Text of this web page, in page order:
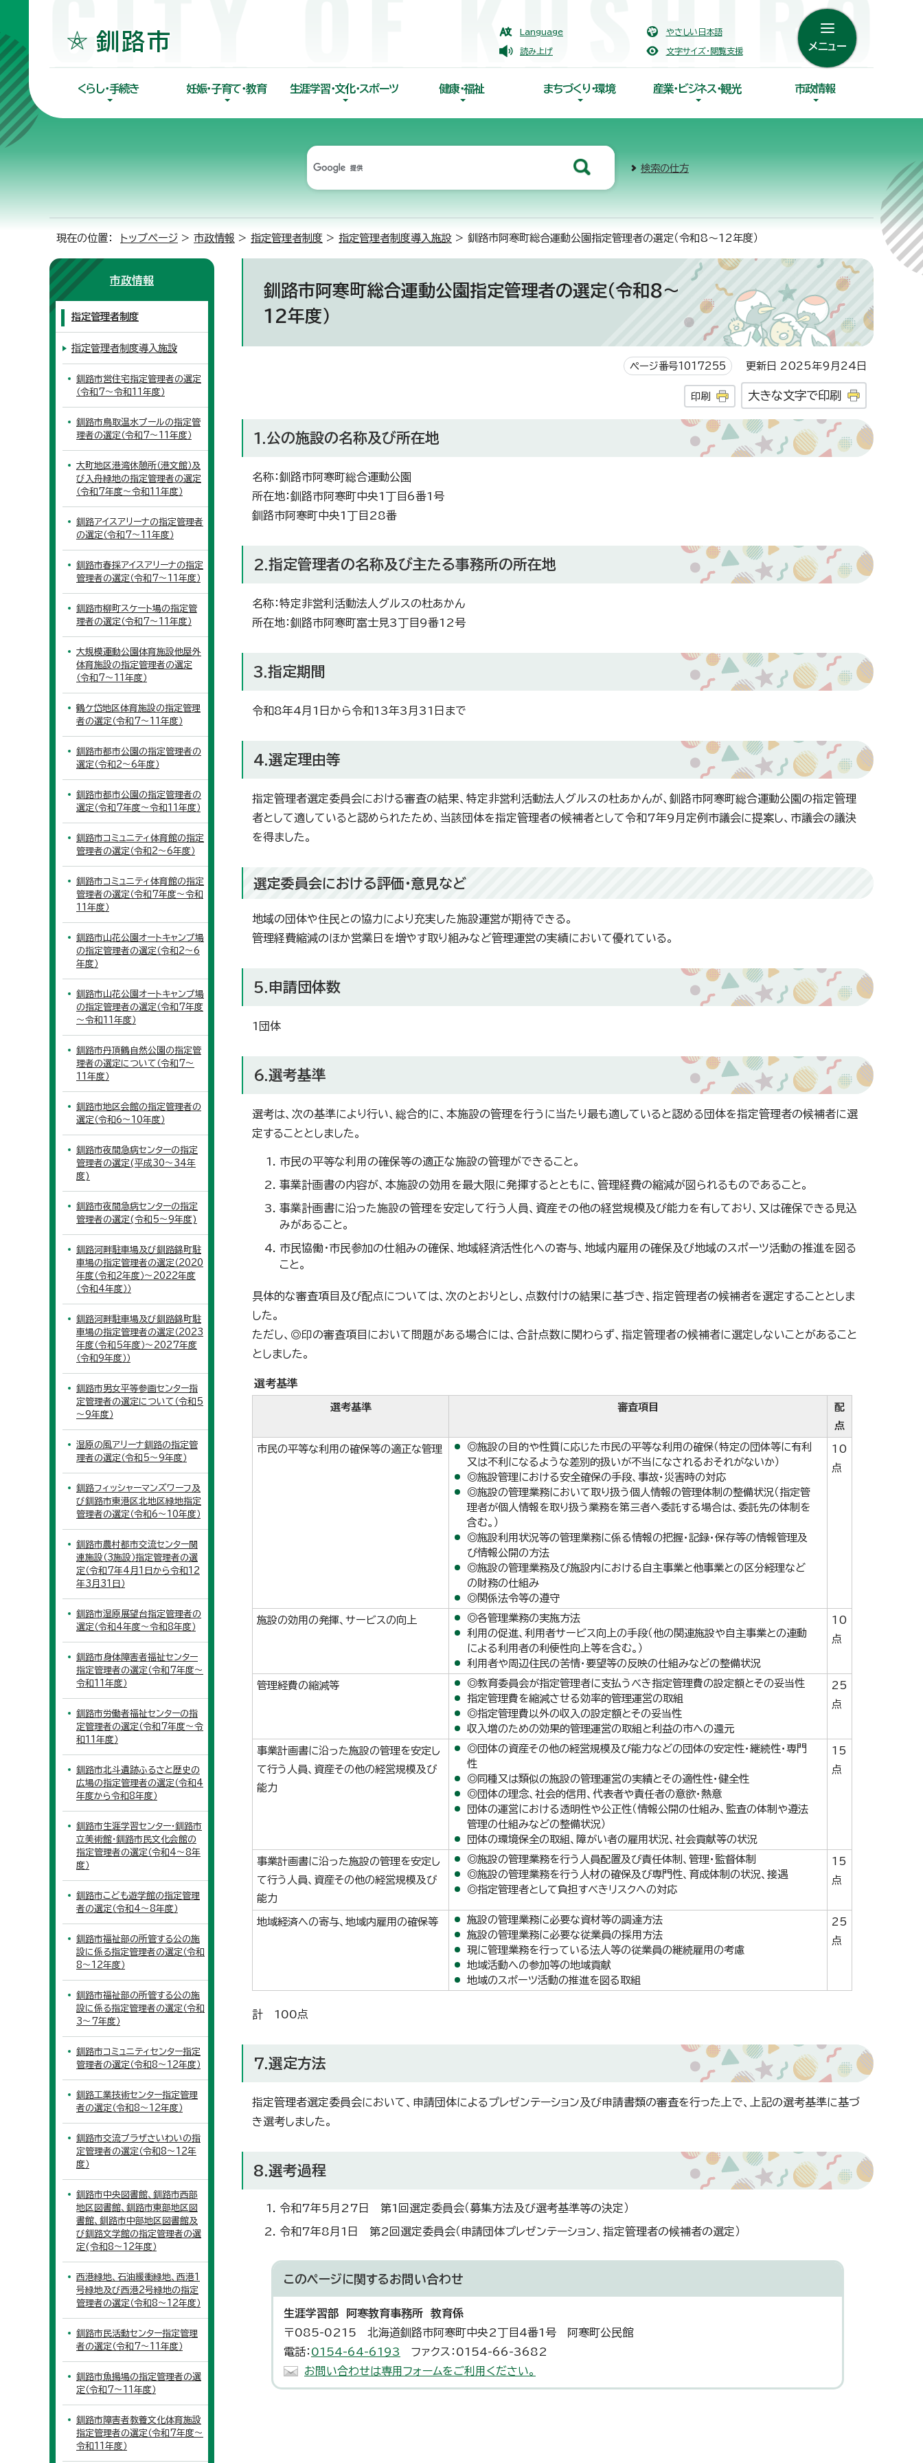
Language やさしい日本語
読み上げ 文字サイズ・閲覧支援 メニュー
くらし・手続き 妊娠・子育て・教育 生涯学習・文化・スポーツ 健康・福祉 まちづくり・環境 産業・ビジネス・観光 市政情報
検索の仕方
現在の位置： トップページ > 市政情報 > 指定管理者制度 > 指定管理者制度導入施設 > 釧路市阿寒町総合運動公園指定管理者の選定（令和8～12年度）
釧路市阿寒町総合運動公園指定管理者の選定（令和8～
12年度）
ページ番号1017255 更新日 2025年9月24日
印刷 大きな文字で印刷
1.公の施設の名称及び所在地
名称：釧路市阿寒町総合運動公園
所在地：釧路市阿寒町中央1丁目6番1号
釧路市阿寒町中央1丁目28番
2.指定管理者の名称及び主たる事務所の所在地
名称：特定非営利活動法人グルスの杜あかん
所在地：釧路市阿寒町富士見3丁目9番12号
3.指定期間
令和8年4月1日から令和13年3月31日まで
4.選定理由等
指定管理者選定委員会における審査の結果、特定非営利活動法人グルスの杜あかんが、釧路市阿寒町総合運動公園の指定管理
者として適していると認められたため、当該団体を指定管理者の候補者として令和7年9月定例市議会に提案し、市議会の議決
を得ました。
選定委員会における評価・意見など
地域の団体や住民との協力により充実した施設運営が期待できる。
管理経費縮減のほか営業日を増やす取り組みなど管理運営の実績において優れている。
5.申請団体数
1団体
6.選考基準
選考は、次の基準により行い、総合的に、本施設の管理を行うに当たり最も適していると認める団体を指定管理者の候補者に選
定することとしました。
市民の平等な利用の確保等の適正な施設の管理ができること。
事業計画書の内容が、本施設の効用を最大限に発揮するとともに、管理経費の縮減が図られるものであること。
事業計画書に沿った施設の管理を安定して行う人員、資産その他の経営規模及び能力を有しており、又は確保できる見込
みがあること。
市民協働・市民参加の仕組みの確保、地域経済活性化への寄与、地域内雇用の確保及び地域のスポーツ活動の推進を図る
こと。
具体的な審査項目及び配点については、次のとおりとし、点数付けの結果に基づき、指定管理者の候補者を選定することとしま
した。
ただし、◎印の審査項目において問題がある場合には、合計点数に関わらず、指定管理者の候補者に選定しないことがあること
としました。
選考基準
選考基準 審査項目
配
点
市民の平等な利用の確保等の適正な管理
◎施設の目的や性質に応じた市民の平等な利用の確保（特定の団体等に有利
又は不利になるような差別的扱いが不当になされるおそれがないか）
◎施設管理における安全確保の手段、事故・災害時の対応
◎施設の管理業務において取り扱う個人情報の管理体制の整備状況（指定管
理者が個人情報を取り扱う業務を第三者へ委託する場合は、委託先の体制を
含む。）
◎施設利用状況等の管理業務に係る情報の把握・記録・保存等の情報管理及
び情報公開の方法
◎施設の管理業務及び施設内における自主事業と他事業との区分経理など
の財務の仕組み
◎関係法令等の遵守
10
点
施設の効用の発揮、サービスの向上
◎各管理業務の実施方法
利用の促進、利用者サービス向上の手段（他の関連施設や自主事業との連動
による利用者の利便性向上等を含む。）
利用者や周辺住民の苦情・要望等の反映の仕組みなどの整備状況
10
点
管理経費の縮減等
◎教育委員会が指定管理者に支払うべき指定管理費の設定額とその妥当性
指定管理費を縮減させる効率的管理運営の取組
◎指定管理費以外の収入の設定額とその妥当性
収入増のための効果的管理運営の取組と利益の市への還元
25
点
事業計画書に沿った施設の管理を安定し
て行う人員、資産その他の経営規模及び
能力
◎団体の資産その他の経営規模及び能力などの団体の安定性・継続性・専門
性
◎同種又は類似の施設の管理運営の実績とその適性性・健全性
◎団体の理念、社会的信用、代表者や責任者の意欲・熱意
団体の運営における透明性や公正性（情報公開の仕組み、監査の体制や遵法
管理の仕組みなどの整備状況）
団体の環境保全の取組、障がい者の雇用状況、社会貢献等の状況
15
点
事業計画書に沿った施設の管理を安定し
て行う人員、資産その他の経営規模及び
能力
◎施設の管理業務を行う人員配置及び責任体制、管理・監督体制
◎施設の管理業務を行う人材の確保及び専門性、育成体制の状況、接遇
◎指定管理者として負担すべきリスクへの対応
15
点
地域経済への寄与、地域内雇用の確保等
施設の管理業務に必要な資材等の調達方法
施設の管理業務に必要な従業員の採用方法
現に管理業務を行っている法人等の従業員の継続雇用の考慮
地域活動への参加等の地域貢献
地域のスポーツ活動の推進を図る取組
25
点
計 100点
7.選定方法
指定管理者選定委員会において、申請団体によるプレゼンテーション及び申請書類の審査を行った上で、上記の選考基準に基づ
き選考しました。
8.選考過程
令和7年5月27日 第1回選定委員会（募集方法及び選考基準等の決定）
令和7年8月1日 第2回選定委員会（申請団体プレゼンテーション、指定管理者の候補者の選定）
このページに関するお問い合わせ
生涯学習部 阿寒教育事務所 教育係
〒085-0215 北海道釧路市阿寒町中央2丁目4番1号 阿寒町公民館
電話： 0154-64-6193
ファクス：0154-66-3682
お問い合わせは専用フォームをご利用ください。
市政情報
指定管理者制度
指定管理者制度導入施設
釧路市営住宅指定管理者の選定
（令和7～令和11年度）
釧路市鳥取温水プールの指定管
理者の選定（令和7～11年度）
大町地区港湾休憩所（港文館）及
び入舟緑地の指定管理者の選定
（令和7年度～令和11年度）
釧路アイスアリーナの指定管理者
の選定（令和7～11年度）
釧路市春採アイスアリーナの指定
管理者の選定（令和7～11年度）
釧路市柳町スケート場の指定管
理者の選定（令和7～11年度）
大規模運動公園体育施設他屋外
体育施設の指定管理者の選定
（令和7～11年度）
鶴ケ岱地区体育施設の指定管理
者の選定（令和7～11年度）
釧路市都市公園の指定管理者の
選定（令和2～6年度）
釧路市都市公園の指定管理者の
選定（令和7年度～令和11年度）
釧路市コミュニティ体育館の指定
管理者の選定（令和2～6年度）
釧路市コミュニティ体育館の指定
管理者の選定（令和7年度～令和
11年度）
釧路市山花公園オートキャンプ場
の指定管理者の選定（令和2～6
年度）
釧路市山花公園オートキャンプ場
の指定管理者の選定（令和7年度
～令和11年度）
釧路市丹頂鶴自然公園の指定管
理者の選定について（令和7～
11年度）
釧路市地区会館の指定管理者の
選定（令和6～10年度）
釧路市夜間急病センターの指定
管理者の選定(平成30～34年
度)
釧路市夜間急病センターの指定
管理者の選定(令和5～9年度)
釧路河畔駐車場及び釧路錦町駐
車場の指定管理者の選定（2020
年度（令和2年度）～2022年度
（令和4年度））
釧路河畔駐車場及び釧路錦町駐
車場の指定管理者の選定（2023
年度（令和5年度）～2027年度
（令和9年度））
釧路市男女平等参画センター指
定管理者の選定について（令和5
～9年度）
湿原の風アリーナ釧路の指定管
理者の選定（令和5～9年度）
釧路フィッシャーマンズワーフ及
び釧路市東港区北地区緑地指定
管理者の選定（令和6～10年度）
釧路市農村都市交流センター関
連施設（3施設）指定管理者の選
定（令和7年4月1日から令和12
年3月31日）
釧路市湿原展望台指定管理者の
選定（令和4年度～令和8年度）
釧路市身体障害者福祉センター
指定管理者の選定（令和7年度～
令和11年度）
釧路市労働者福祉センターの指
定管理者の選定（令和7年度～令
和11年度）
釧路市北斗遺跡ふるさと歴史の
広場の指定管理者の選定（令和4
年度から令和8年度）
釧路市生涯学習センター・釧路市
立美術館・釧路市民文化会館の
指定管理者の選定（令和4～8年
度）
釧路市こども遊学館の指定管理
者の選定（令和4～8年度）
釧路市福祉部の所管する公の施
設に係る指定管理者の選定（令和
8～12年度）
釧路市福祉部の所管する公の施
設に係る指定管理者の選定（令和
3～7年度）
釧路市コミュニティセンター指定
管理者の選定（令和8～12年度）
釧路工業技術センター指定管理
者の選定（令和8～12年度）
釧路市交流プラザさいわいの指
定管理者の選定（令和8～12年
度）
釧路市中央図書館、釧路市西部
地区図書館、釧路市東部地区図
書館、釧路市中部地区図書館及
び釧路文学館の指定管理者の選
定(令和8～12年度）
西港緑地、石油緩衝緑地、西港1
号緑地及び西港2号緑地の指定
管理者の選定（令和8～12年度）
釧路市民活動センター指定管理
者の選定（令和7～11年度）
釧路市魚揚場の指定管理者の選
定（令和7～11年度）
釧路市障害者教養文化体育施設
指定管理者の選定（令和7年度～
令和11年度）